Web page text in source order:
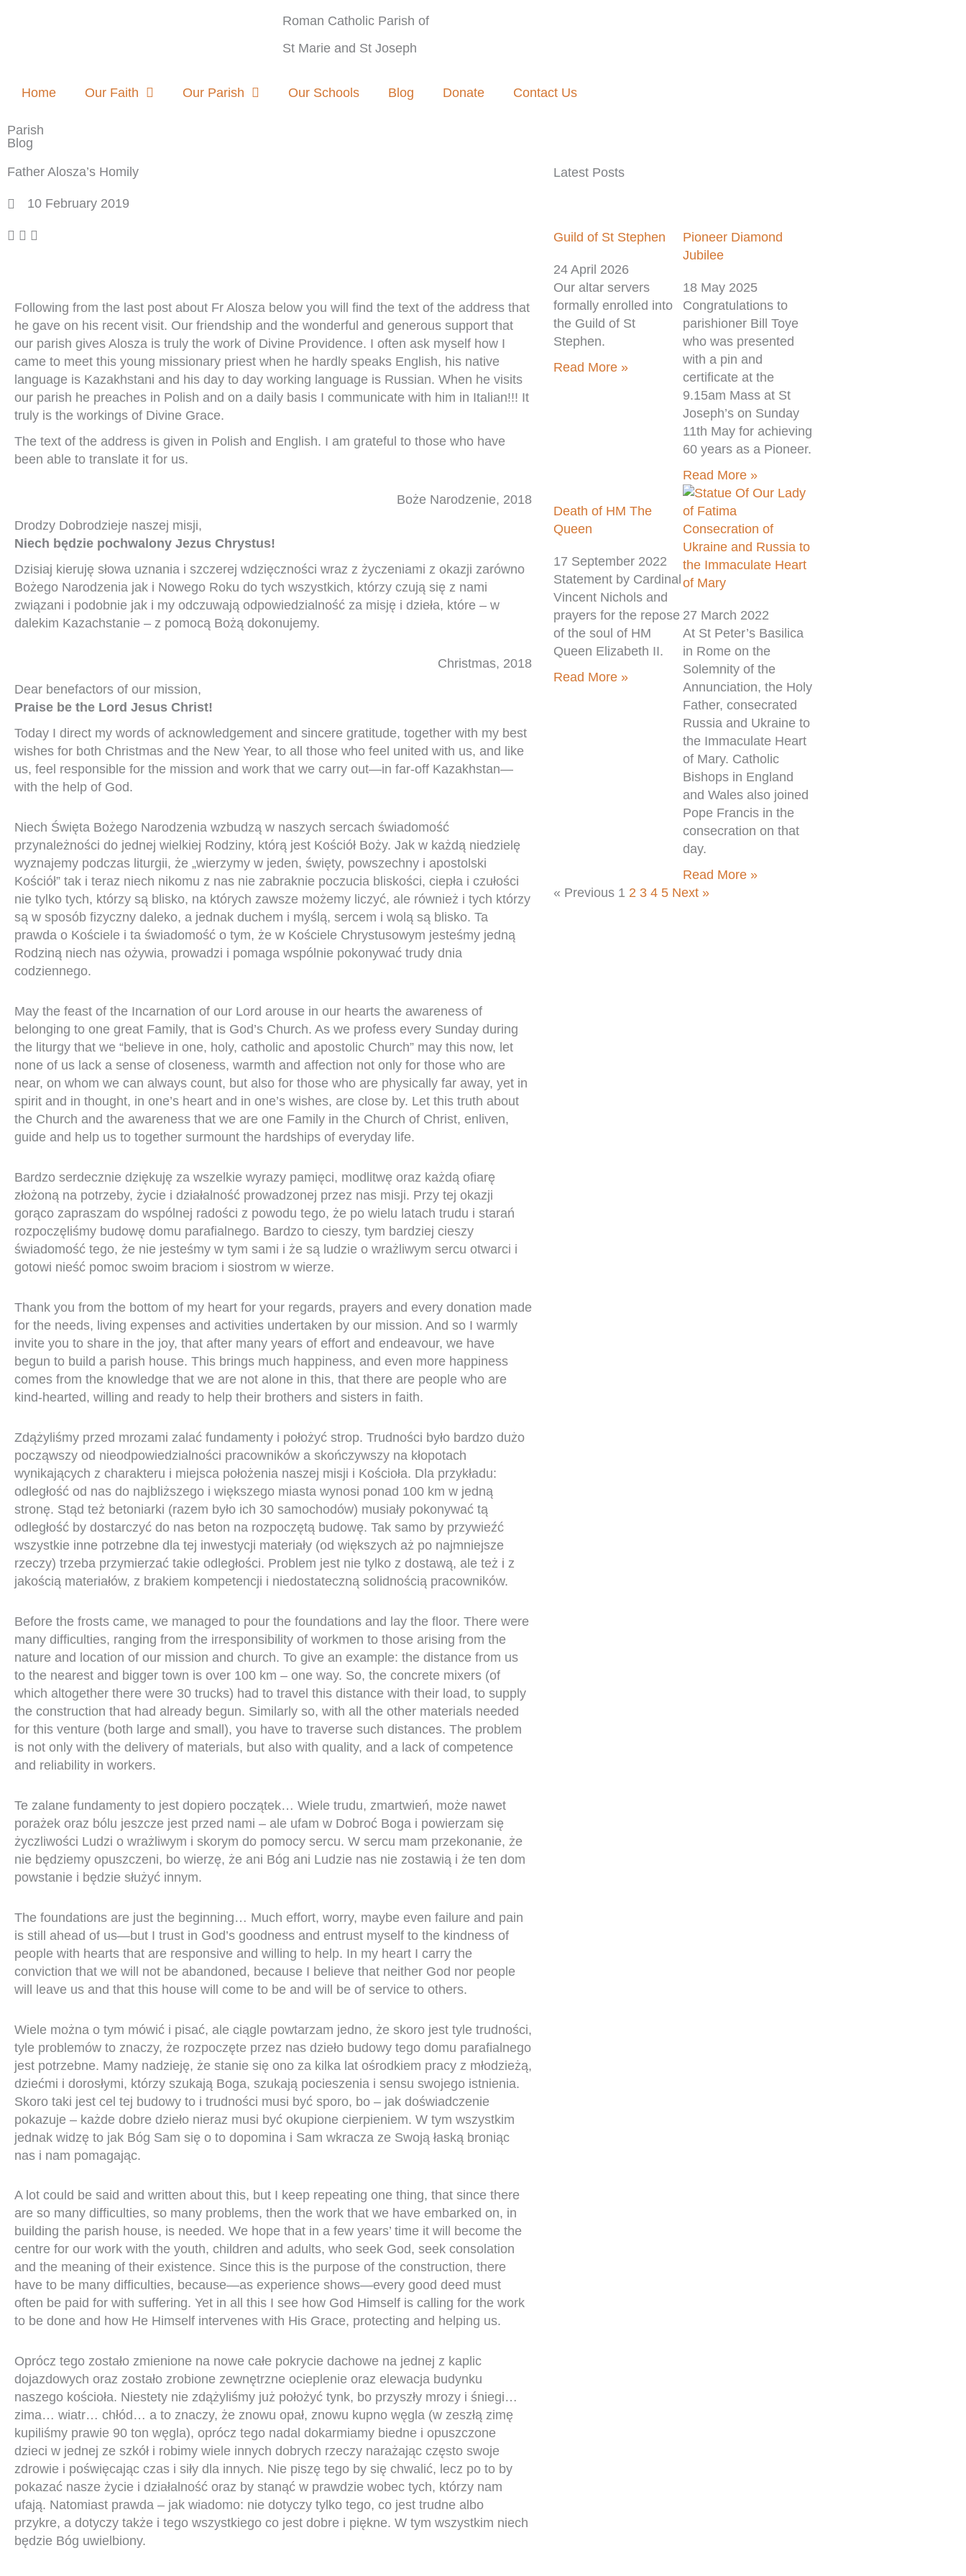
Roman Catholic Parish of
St Marie and St Joseph
Home Our Faith Our Parish Our Schools Blog Donate Contact Us
Parish
Blog
Father Alosza’s Homily
10 February 2019
Following from the last post about Fr Alosza below you will find the text of the address that
he gave on his recent visit. Our friendship and the wonderful and generous support that
our parish gives Alosza is truly the work of Divine Providence. I often ask myself how I
came to meet this young missionary priest when he hardly speaks English, his native
language is Kazakhstani and his day to day working language is Russian. When he visits
our parish he preaches in Polish and on a daily basis I communicate with him in Italian!!! It
truly is the workings of Divine Grace.
The text of the address is given in Polish and English. I am grateful to those who have
been able to translate it for us.
Boże Narodzenie, 2018
Drodzy Dobrodzieje naszej misji,
Niech będzie pochwalony Jezus Chrystus!
Dzisiaj kieruję słowa uznania i szczerej wdzięczności wraz z życzeniami z okazji zarówno
Bożego Narodzenia jak i Nowego Roku do tych wszystkich, którzy czują się z nami
związani i podobnie jak i my odczuwają odpowiedzialność za misję i dzieła, które – w
dalekim Kazachstanie – z pomocą Bożą dokonujemy.
Christmas, 2018
Dear benefactors of our mission,
Praise be the Lord Jesus Christ!
Today I direct my words of acknowledgement and sincere gratitude, together with my best
wishes for both Christmas and the New Year, to all those who feel united with us, and like
us, feel responsible for the mission and work that we carry out—in far-off Kazakhstan—
with the help of God.
Niech Święta Bożego Narodzenia wzbudzą w naszych sercach świadomość
przynależności do jednej wielkiej Rodziny, którą jest Kościół Boży. Jak w każdą niedzielę
wyznajemy podczas liturgii, że „wierzymy w jeden, święty, powszechny i apostolski
Kościół” tak i teraz niech nikomu z nas nie zabraknie poczucia bliskości, ciepła i czułości
nie tylko tych, którzy są blisko, na których zawsze możemy liczyć, ale również i tych którzy
są w sposób fizyczny daleko, a jednak duchem i myślą, sercem i wolą są blisko. Ta
prawda o Kościele i ta świadomość o tym, że w Kościele Chrystusowym jesteśmy jedną
Rodziną niech nas ożywia, prowadzi i pomaga wspólnie pokonywać trudy dnia
codziennego.
May the feast of the Incarnation of our Lord arouse in our hearts the awareness of
belonging to one great Family, that is God’s Church. As we profess every Sunday during
the liturgy that we “believe in one, holy, catholic and apostolic Church” may this now, let
none of us lack a sense of closeness, warmth and affection not only for those who are
near, on whom we can always count, but also for those who are physically far away, yet in
spirit and in thought, in one’s heart and in one’s wishes, are close by. Let this truth about
the Church and the awareness that we are one Family in the Church of Christ, enliven,
guide and help us to together surmount the hardships of everyday life.
Bardzo serdecznie dziękuję za wszelkie wyrazy pamięci, modlitwę oraz każdą ofiarę
złożoną na potrzeby, życie i działalność prowadzonej przez nas misji. Przy tej okazji
gorąco zapraszam do wspólnej radości z powodu tego, że po wielu latach trudu i starań
rozpoczęliśmy budowę domu parafialnego. Bardzo to cieszy, tym bardziej cieszy
świadomość tego, że nie jesteśmy w tym sami i że są ludzie o wrażliwym sercu otwarci i
gotowi nieść pomoc swoim braciom i siostrom w wierze.
Thank you from the bottom of my heart for your regards, prayers and every donation made
for the needs, living expenses and activities undertaken by our mission. And so I warmly
invite you to share in the joy, that after many years of effort and endeavour, we have
begun to build a parish house. This brings much happiness, and even more happiness
comes from the knowledge that we are not alone in this, that there are people who are
kind-hearted, willing and ready to help their brothers and sisters in faith.
Zdążyliśmy przed mrozami zalać fundamenty i położyć strop. Trudności było bardzo dużo
począwszy od nieodpowiedzialności pracowników a skończywszy na kłopotach
wynikających z charakteru i miejsca położenia naszej misji i Kościoła. Dla przykładu:
odległość od nas do najbliższego i większego miasta wynosi ponad 100 km w jedną
stronę. Stąd też betoniarki (razem było ich 30 samochodów) musiały pokonywać tą
odległość by dostarczyć do nas beton na rozpoczętą budowę. Tak samo by przywieźć
wszystkie inne potrzebne dla tej inwestycji materiały (od większych aż po najmniejsze
rzeczy) trzeba przymierzać takie odległości. Problem jest nie tylko z dostawą, ale też i z
jakością materiałów, z brakiem kompetencji i niedostateczną solidnością pracowników.
Before the frosts came, we managed to pour the foundations and lay the floor. There were
many difficulties, ranging from the irresponsibility of workmen to those arising from the
nature and location of our mission and church. To give an example: the distance from us
to the nearest and bigger town is over 100 km – one way. So, the concrete mixers (of
which altogether there were 30 trucks) had to travel this distance with their load, to supply
the construction that had already begun. Similarly so, with all the other materials needed
for this venture (both large and small), you have to traverse such distances. The problem
is not only with the delivery of materials, but also with quality, and a lack of competence
and reliability in workers.
Te zalane fundamenty to jest dopiero początek… Wiele trudu, zmartwień, może nawet
porażek oraz bólu jeszcze jest przed nami – ale ufam w Dobroć Boga i powierzam się
życzliwości Ludzi o wrażliwym i skorym do pomocy sercu. W sercu mam przekonanie, że
nie będziemy opuszczeni, bo wierzę, że ani Bóg ani Ludzie nas nie zostawią i że ten dom
powstanie i będzie służyć innym.
The foundations are just the beginning… Much effort, worry, maybe even failure and pain
is still ahead of us—but I trust in God’s goodness and entrust myself to the kindness of
people with hearts that are responsive and willing to help. In my heart I carry the
conviction that we will not be abandoned, because I believe that neither God nor people
will leave us and that this house will come to be and will be of service to others.
Wiele można o tym mówić i pisać, ale ciągle powtarzam jedno, że skoro jest tyle trudności,
tyle problemów to znaczy, że rozpoczęte przez nas dzieło budowy tego domu parafialnego
jest potrzebne. Mamy nadzieję, że stanie się ono za kilka lat ośrodkiem pracy z młodzieżą,
dziećmi i dorosłymi, którzy szukają Boga, szukają pocieszenia i sensu swojego istnienia.
Skoro taki jest cel tej budowy to i trudności musi być sporo, bo – jak doświadczenie
pokazuje – każde dobre dzieło nieraz musi być okupione cierpieniem. W tym wszystkim
jednak widzę to jak Bóg Sam się o to dopomina i Sam wkracza ze Swoją łaską broniąc
nas i nam pomagając.
A lot could be said and written about this, but I keep repeating one thing, that since there
are so many difficulties, so many problems, then the work that we have embarked on, in
building the parish house, is needed. We hope that in a few years’ time it will become the
centre for our work with the youth, children and adults, who seek God, seek consolation
and the meaning of their existence. Since this is the purpose of the construction, there
have to be many difficulties, because—as experience shows—every good deed must
often be paid for with suffering. Yet in all this I see how God Himself is calling for the work
to be done and how He Himself intervenes with His Grace, protecting and helping us.
Oprócz tego zostało zmienione na nowe całe pokrycie dachowe na jednej z kaplic
dojazdowych oraz zostało zrobione zewnętrzne ocieplenie oraz elewacja budynku
naszego kościoła. Niestety nie zdążyliśmy już położyć tynk, bo przyszły mrozy i śniegi…
zima… wiatr… chłód… a to znaczy, że znowu opał, znowu kupno węgla (w zeszłą zimę
kupiliśmy prawie 90 ton węgla), oprócz tego nadal dokarmiamy biedne i opuszczone
dzieci w jednej ze szkół i robimy wiele innych dobrych rzeczy narażając często swoje
zdrowie i poświęcając czas i siły dla innych. Nie piszę tego by się chwalić, lecz po to by
pokazać nasze życie i działalność oraz by stanąć w prawdzie wobec tych, którzy nam
ufają. Natomiast prawda – jak wiadomo: nie dotyczy tylko tego, co jest trudne albo
przykre, a dotyczy także i tego wszystkiego co jest dobre i piękne. W tym wszystkim niech
będzie Bóg uwielbiony.
Latest Posts
Guild of St Stephen
24 April 2026
Our altar servers
formally enrolled into
the Guild of St
Stephen.
Read More »
Pioneer Diamond
Jubilee
18 May 2025
Congratulations to
parishioner Bill Toye
who was presented
with a pin and
certificate at the
9.15am Mass at St
Joseph’s on Sunday
11th May for achieving
60 years as a Pioneer.
Read More »
Death of HM The
Queen
17 September 2022
Statement by Cardinal
Vincent Nichols and
prayers for the repose
of the soul of HM
Queen Elizabeth II.
Read More »
Consecration of
Ukraine and Russia to
the Immaculate Heart
of Mary
27 March 2022
At St Peter’s Basilica
in Rome on the
Solemnity of the
Annunciation, the Holy
Father, consecrated
Russia and Ukraine to
the Immaculate Heart
of Mary. Catholic
Bishops in England
and Wales also joined
Pope Francis in the
consecration on that
day.
Read More »
« Previous 1 2 3 4 5 Next »